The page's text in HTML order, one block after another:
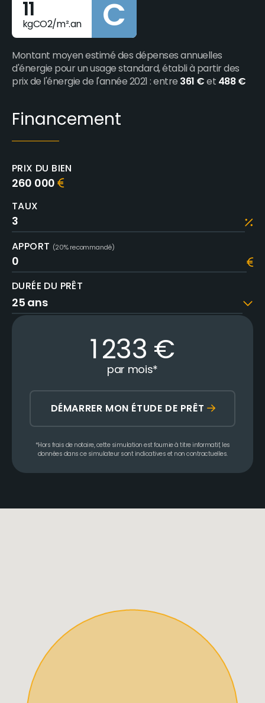
11
kgCO2/m².an C
Montant moyen estimé des dépenses annuelles
d'énergie pour un usage standard, établi à partir des
prix de l'énergie de l'année 2021 : entre361 €et488 €
Financement
PRIX DU BIEN
260 000
TAUX
APPORT (20% recommandé)
DURÉE DU PRÊT
1 233€
par mois*
DÉMARRER MON ÉTUDE DE PRÊT
*Hors frais de notaire, cette simulation est fournie à titre informatif, les
données dans ce simulateur sont indicatives et non contractuelles.